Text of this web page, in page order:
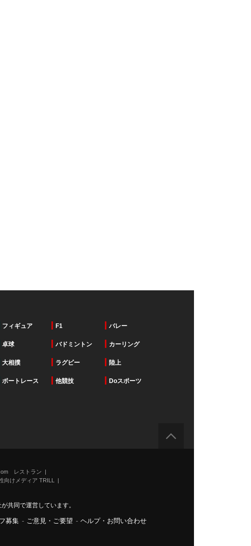
フィギュア F1 バレー
卓球 バドミントン カーリング
大相撲 ラグビー 陸上
ボートレース 他競技 Doスポーツ
レストラン
向けメディア TRILL
共同で運営しています。
募集 - ご意見・ご要望 - ヘルプ・お問い合わせ